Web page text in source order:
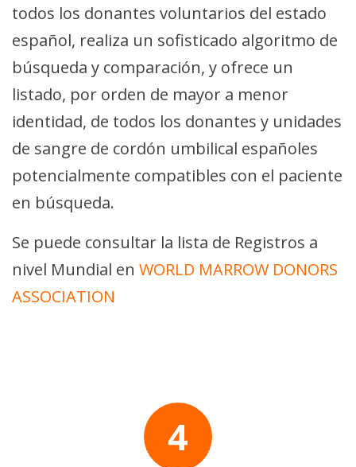
todos los donantes voluntarios del estado
español, realiza un sofisticado algoritmo de
búsqueda y comparación, y ofrece un
listado, por orden de mayor a menor
identidad, de todos los donantes y unidades
de sangre de cordón umbilical españoles
potencialmente compatibles con el paciente
en búsqueda.
Se puede consultar la lista de Registros a
nivel Mundial en WORLD MARROW DONORS
ASSOCIATION